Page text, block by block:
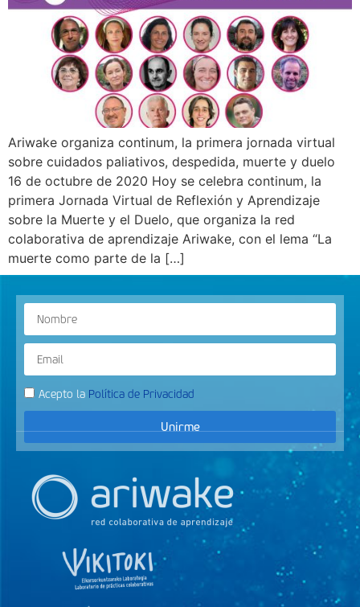
Ariwake organiza continum, la primera jornada virtual
sobre cuidados paliativos, despedida, muerte y duelo
16 de octubre de 2020 Hoy se celebra continum, la
primera Jornada Virtual de Reflexión y Aprendizaje
sobre la Muerte y el Duelo, que organiza la red
colaborativa de aprendizaje Ariwake, con el lema “La
muerte como parte de la […]
Acepto la Política de Privacidad
Unirme